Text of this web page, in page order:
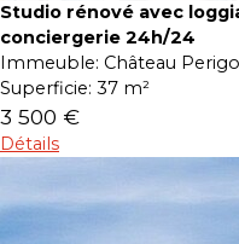
Studio rénové avec
conciergerie 24h/24
Immeuble: Château
Superficie: 37 m²
3 500 €
Détails